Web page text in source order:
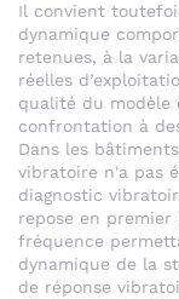
Il convient
dynamique
retenues, à la
réelles
qualité du modèle
confrontation à
Dans les
vibratoire n'a pas
diagnostic
repose en premier
fréquence
dynamique de la
de réponse